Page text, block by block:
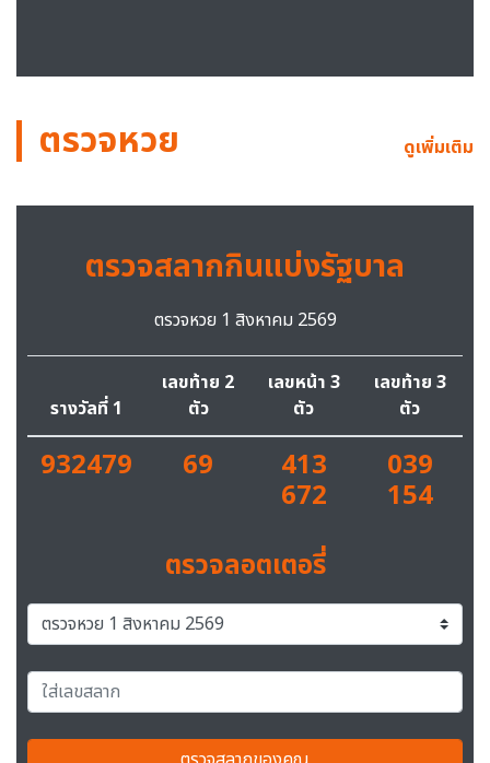
ตรวจหวย ดูเพิ่มเติม
ตรวจสลากกินแบ่งรัฐบาล
ตรวจหวย 1 สิงหาคม 2569
รางวัลที่ 1
เลขท้าย 2
ตัว
เลขหน้า 3
ตัว
เลขท้าย 3
ตัว
932479 69 413
672
039
154
ตรวจลอตเตอรี่